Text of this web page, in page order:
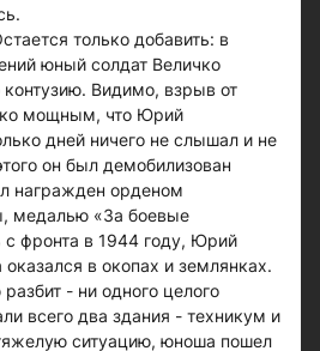
только добавить: в
юный солдат Величко
Видимо, взрыв от
мощным, что Юрий
дней ничего не слышал и не
он был демобилизован
награжден орденом
медалью «За боевые
с фронта в 1944 году, Юрий
в окопах и землянках.
- ни одного целого
всего два здания - техникум и
ситуацию, юноша пошел